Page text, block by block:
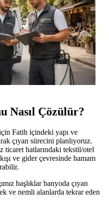
Nasıl Çözülür?
Fatih içindeki yapı ve
çıyan sürecini planlıyoruz.
ticaret hatlarındaki tekstil/otel
ve gider çevresinde hamam
başlıklar banyoda çıyan
ve nemli alanlarda tekrar eden